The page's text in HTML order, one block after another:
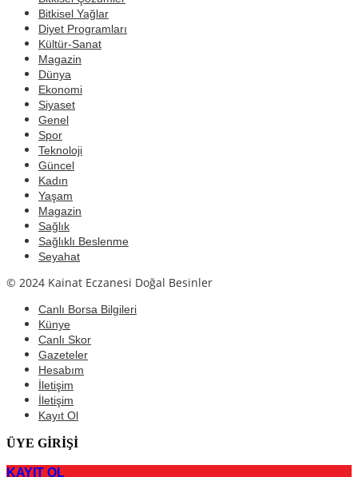
Bitkisel Yağlar
Diyet Programları
Kültür-Sanat
Magazin
Dünya
Ekonomi
Siyaset
Genel
Spor
Teknoloji
Güncel
Kadın
Yaşam
Magazin
Sağlık
Sağlıklı Beslenme
Seyahat
© 2024 Kainat Eczanesi Doğal Besinler
Canlı Borsa Bilgileri
Künye
Canlı Skor
Gazeteler
Hesabım
İletişim
İletişim
Kayıt Ol
ÜYE GİRİŞİ
KAYIT OL